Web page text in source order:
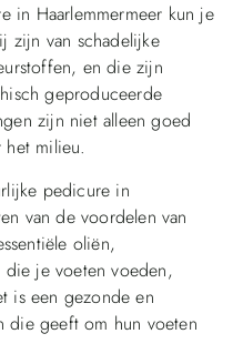
in Haarlemmermeer kun je
zijn van schadelijke
en die zijn
geproduceerde
zijn niet alleen goed
milieu.
pedicure in
van de voordelen van
oliën,
die je voeten voeden,
is een gezonde en
die geeft om hun voeten